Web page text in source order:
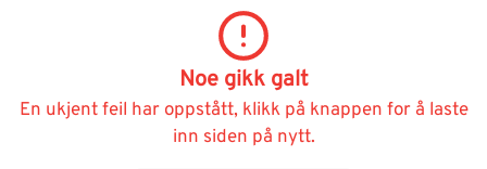
Noe gikk galt
En ukjent feil har oppstått, klikk på knappen for å laste
inn siden på nytt.